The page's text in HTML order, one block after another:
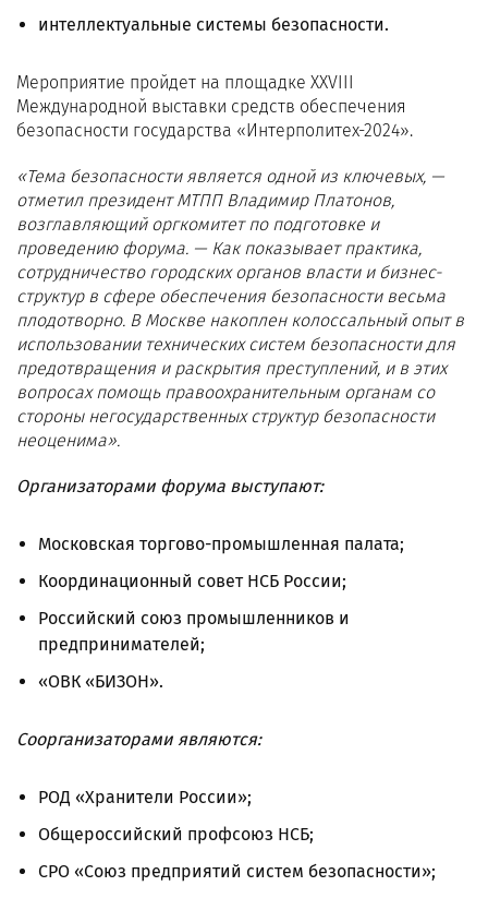
интеллектуальные системы безопасности.
Мероприятие пройдет на площадке ХХVIII
Международной выставки средств обеспечения
безопасности государства «Интерполитех-2024».
«Тема безопасности является одной из ключевых, —
отметил президент МТПП Владимир Платонов,
возглавляющий оргкомитет по подготовке и
проведению форума. — Как показывает практика,
сотрудничество городских органов власти и бизнес-
структур в сфере обеспечения безопасности весьма
плодотворно. В Москве накоплен колоссальный опыт в
использовании технических систем безопасности для
предотвращения и раскрытия преступлений, и в этих
вопросах помощь правоохранительным органам со
стороны негосударственных структур безопасности
неоценима».
Организаторами форума выступают:
Московская торгово-промышленная палата;
Координационный совет НСБ России;
Российский союз промышленников и
предпринимателей;
«ОВК «БИЗОН».
Соорганизаторами являются:
РОД «Хранители России»;
Общероссийский профсоюз НСБ;
СРО «Союз предприятий систем безопасности»;